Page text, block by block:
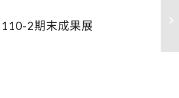
2期末成果展